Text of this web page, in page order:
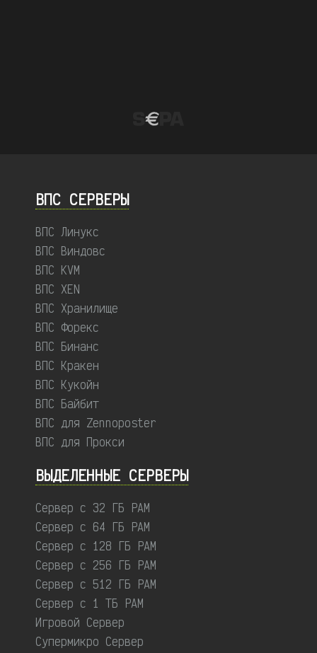
ВПС СЕРВЕРЫ
ВПС Линукс
ВПС Виндовс
ВПС KVM
ВПС XEN
ВПС Хранилище
ВПС Форекс
ВПС Бинанс
ВПС Кракен
ВПС Кукойн
ВПС Байбит
ВПС для Zennoposter
ВПС для Прокси
ВЫДЕЛЕННЫЕ CЕРВЕРЫ
Сервер с 32 ГБ РАМ
Сервер с 64 ГБ РАМ
Сервер с 128 ГБ РАМ
Сервер с 256 ГБ РАМ
Сервер с 512 ГБ РАМ
Сервер с 1 ТБ РАМ
Игровой Сервер
Супермикро Сервер